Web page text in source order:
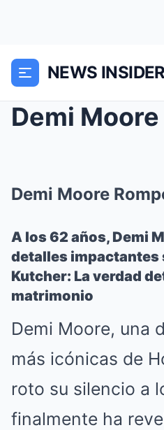
NEWS INSIDER
Demi
Demi Moore
A los 62 años, Demi
detalles impactantes
Kutcher: La verdad
matrimonio
Demi Moore, una
más icónicas de
roto su silencio a
finalmente ha